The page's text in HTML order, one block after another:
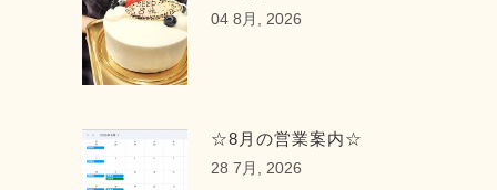
04 8月, 2026
☆8月の営業案内☆
28 7月, 2026